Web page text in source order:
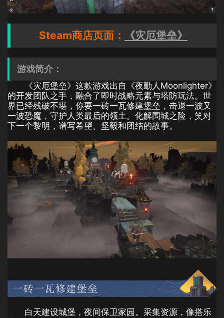
Steam商店页面： 《灾厄堡垒》
游戏简介：
《灾厄堡垒》这款游戏出自《夜勤人Moonlighter》
的开发团队之手，融合了即时战略元素与塔防玩法。世
界已经残破不堪，你要一砖一瓦修建堡垒，击退一波又
一波恐魔，守护人类最后的领土。化解围城之险，笑对
下一个黎明，谱写希望、坚毅和团结的故事。
白天建设城堡，夜间保卫家园。采集资源，像搭乐